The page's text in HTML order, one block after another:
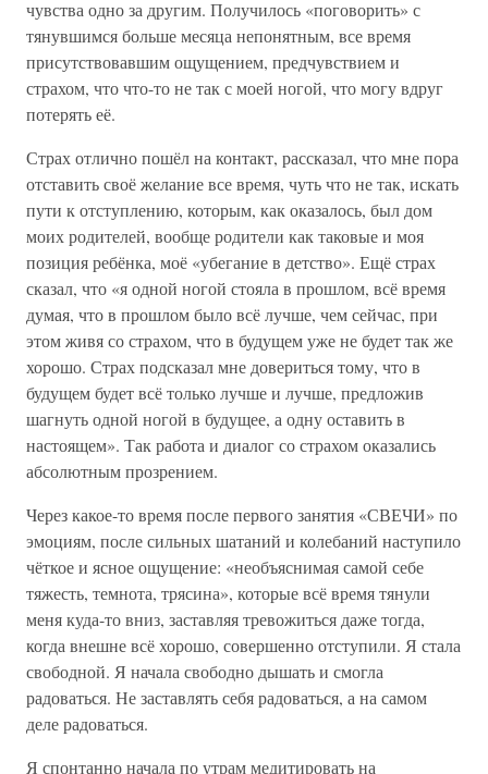
чувства одно за другим. Получилось «поговорить» с
тянувшимся больше месяца непонятным, все время
присутствовавшим ощущением, предчувствием и
страхом, что что-то не так с моей ногой, что могу вдруг
потерять её.
Страх отлично пошёл на контакт, рассказал, что мне пора
отставить своё желание все время, чуть что не так, искать
пути к отступлению, которым, как оказалось, был дом
моих родителей, вообще родители как таковые и моя
позиция ребёнка, моё «убегание в детство». Ещё страх
сказал, что «я одной ногой стояла в прошлом, всё время
думая, что в прошлом было всё лучше, чем сейчас, при
этом живя со страхом, что в будущем уже не будет так же
хорошо. Страх подсказал мне довериться тому, что в
будущем будет всё только лучше и лучше, предложив
шагнуть одной ногой в будущее, а одну оставить в
настоящем». Так работа и диалог со страхом оказались
абсолютным прозрением.
Через какое-то время после первого занятия «СВЕЧИ» по
эмоциям, после сильных шатаний и колебаний наступило
чёткое и ясное ощущение: «необъяснимая самой себе
тяжесть, темнота, трясина», которые всё время тянули
меня куда-то вниз, заставляя тревожиться даже тогда,
когда внешне всё хорошо, совершенно отступили. Я стала
свободной. Я начала свободно дышать и смогла
радоваться. Не заставлять себя радоваться, а на самом
деле радоваться.
Я спонтанно начала по утрам медитировать на